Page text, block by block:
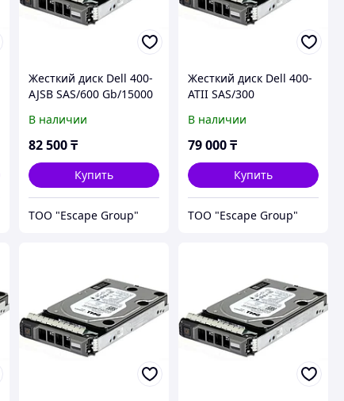
Жесткий диск Dell 400-
AJSB SAS/600 Gb/15000
plug Hard Drive, CusKit,
13G
В наличии
82 500 ₸
Купить
ТОО "Escape Group"
Жесткий диск Dell 400-
ATII SAS/300
2.5in Hot-plug Hard
Drive,14G
В наличии
79 000₸
Купить
ТОО "Escape Group"